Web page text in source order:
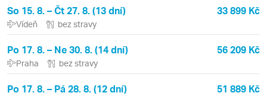
So 15. 8. – Čt 27. 8. (13 dní) 33 899 Kč
Vídeň bez stravy
Po 17. 8. – Ne 30. 8. (14 dní) 56 209 Kč
Praha bez stravy
Po 17. 8. – Pá 28. 8. (12 dní) 51 889 Kč